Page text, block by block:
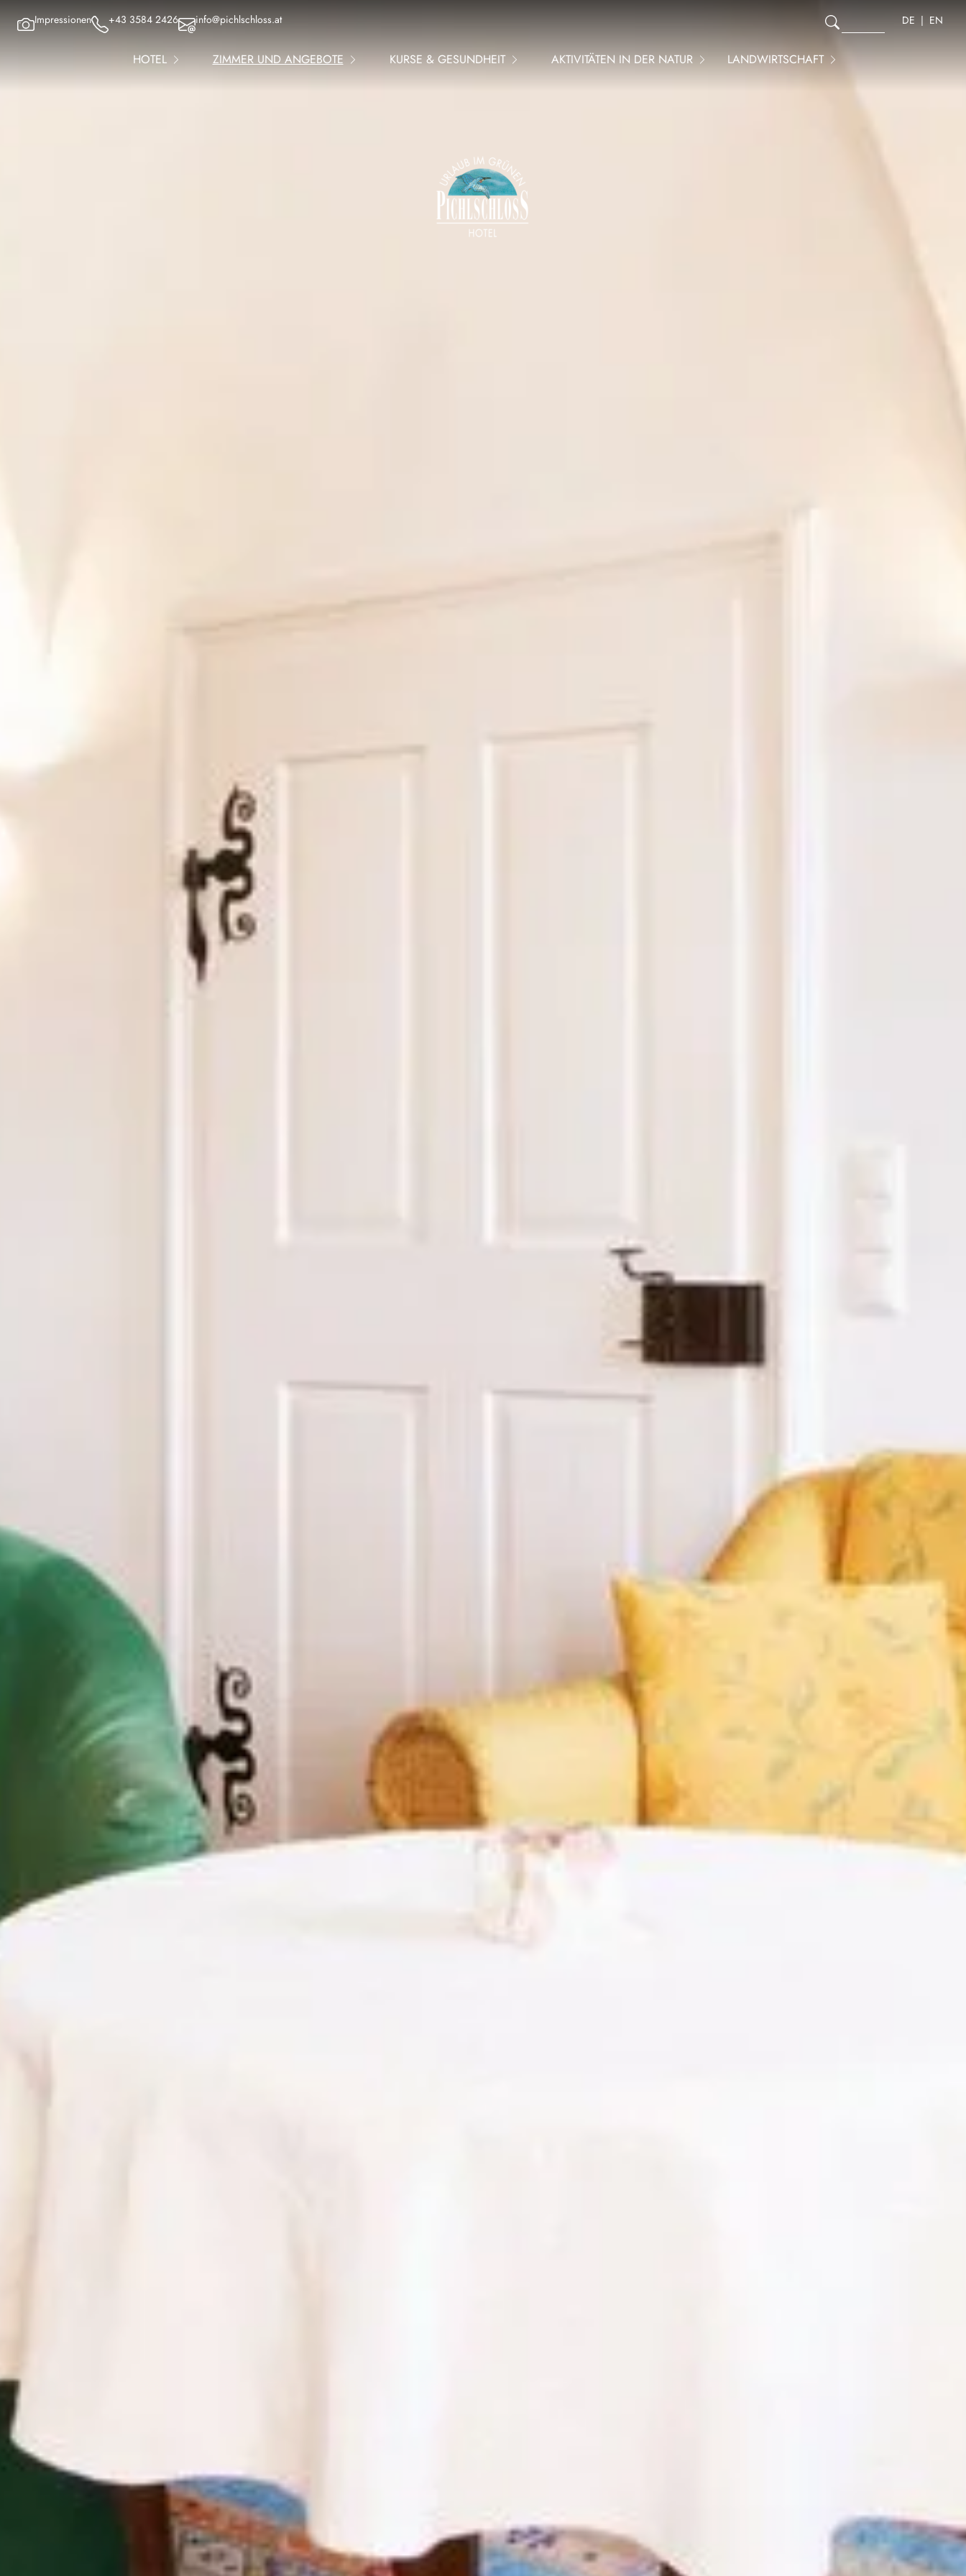
Impressionen +43 3584 2426 info@pichlschloss.at DE EN
HOTEL ZIMMER UND ANGEBOTE KURSE & GESUNDHEIT AKTIVITÄTEN IN DER NATUR LANDWIRTSCHAFT